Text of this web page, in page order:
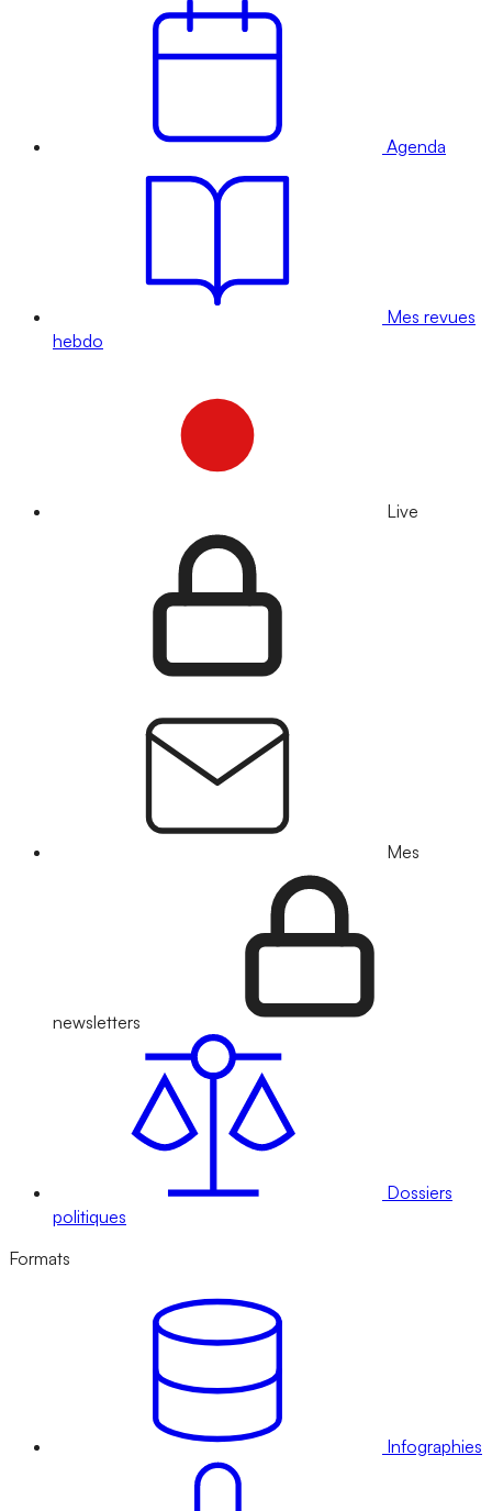
Agenda
Mes revues
hebdo
Live
Mes
newsletters
Dossiers
politiques
Formats
Infographies